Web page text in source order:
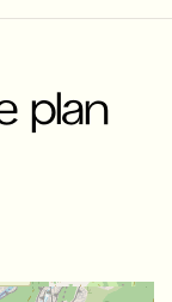
plan